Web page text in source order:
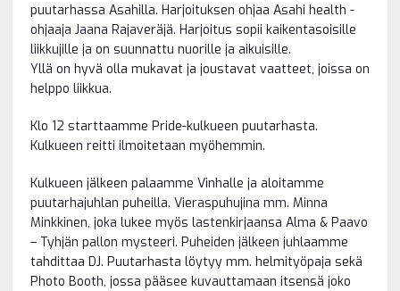
puutarhassa Asahilla. Harjoituksen ohjaa Asahi health -
ohjaaja Jaana Rajaveräjä. Harjoitus sopii kaikentasoisille
liikkujille ja on suunnattu nuorille ja aikuisille.
Yllä on hyvä olla mukavat ja joustavat vaatteet, joissa on
helppo liikkua.
Klo 12 starttaamme Pride-kulkueen puutarhasta.
Kulkueen reitti ilmoitetaan myöhemmin.
Kulkueen jälkeen palaamme Vinhalle ja aloitamme
puutarhajuhlan puheilla. Vieraspuhujina mm. Minna
Minkkinen, joka lukee myös lastenkirjaansa Alma & Paavo
– Tyhjän pallon mysteeri. Puheiden jälkeen juhlaamme
tahdittaa DJ. Puutarhasta löytyy mm. helmityöpaja sekä
Photo Booth, jossa pääsee kuvauttamaan itsensä joko